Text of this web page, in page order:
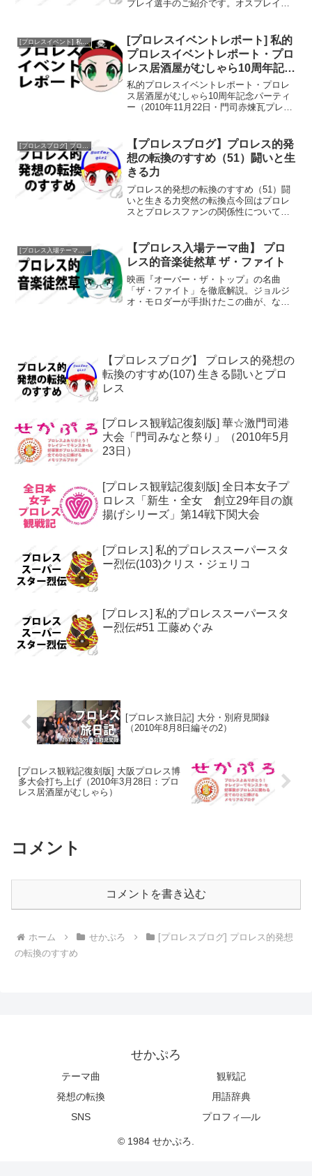
プレイ選手のご紹介です。オスプレイ選
デビューを果たします。201...
[プロレスイベント] 私的プロレスイベントレポート
[プロレスイベントレポート] 私的
プロレスイベントレポート・プロ
レス居酒屋がむしゃら10周年記念
パーティー
私的プロレスイベントレポート・プロレ
ス居酒屋がむしゃら10周年記念パーティ
ー（2010年11月22日・門司赤煉瓦プレイ
でよってもらっても大丈夫ですよ」とい
うのが あって...
[プロレスブログ] プロレス的発想の転換のすすめ
【プロレスブログ】プロレス的発
想の転換のすすめ（51）闘いと生
きる力
プロレス的発想の転換のすすめ（51）闘
いと生きる力突然の転換点今回はプロレ
スとプロレスファンの関係性についての
ンパ腫が見つかったのです。 私は生まれ
てこのかた、タ...
【プロレス入場テーマ曲】 プロ
レス的音楽徒然草 ザ・ファイト
映画『オーバー・ザ・トップ』の名曲
「ザ・ファイト」を徹底解説。ジョルジ
オ・モロダーが手掛けたこの曲が、なぜ
【プロレスブログ】 プロレス的発想の
転換のすすめ(107) 生きる闘いとプロ
レス
[プロレス観戦記復刻版] 華☆激門司港
大会「門司みなと祭り」（2010年5月
23日）
[プロレス観戦記復刻版] 全日本女子プ
ロレス「新生・全女 創立29年目の旗
揚げシリーズ」第14戦下関大会
[プロレス] 私的プロレススーパースタ
ー烈伝(103)クリス・ジェリコ
[プロレス] 私的プロレススーパースタ
ー烈伝#51 工藤めぐみ
[プロレス旅日記] 大分・別府見聞録
（2010年8月8日編その2）
[プロレス観戦記復刻版] 大阪プロレス博
多大会打ち上げ（2010年3月28日：プロ
レス居酒屋がむしゃら）
コメント
コメントを書き込む
ホーム せかぷろ
[プロレスブログ] プロレス的発想
の転換のすすめ
せかぷろ
テーマ曲
観戦記
発想の転換
用語辞典
SNS
プロフィ―ル
© 1984 せかぷろ.